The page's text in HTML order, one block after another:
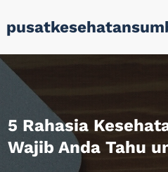
to
content
5 Rahasia
Wajib Anda Tahu